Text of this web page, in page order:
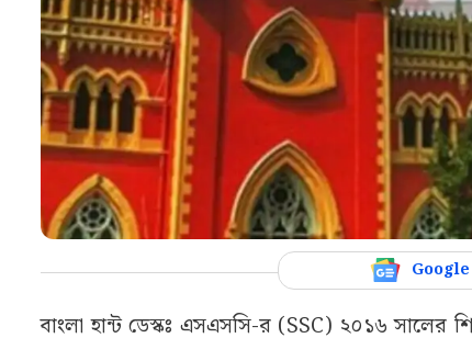
বাংলা হান্ট ডেস্কঃ এসএসসি-র (SSC) ২০১৬